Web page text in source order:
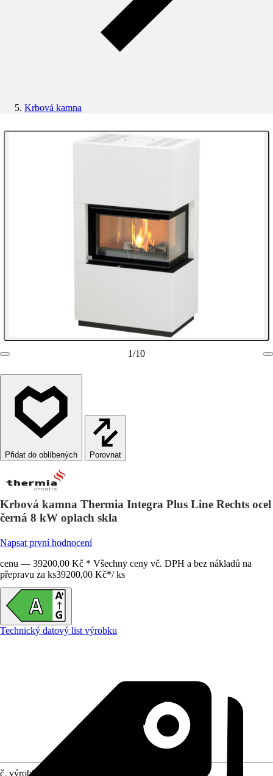
Krbová kamna
1/10
Porovnat
Krbová kamna Thermia Integra Plus Line Rechts ocel
černá 8 kW oplach skla
Napsat první hodnocení
cenu — 39200,00 Kč * Všechny ceny vč. DPH a bez nákladů na
přepravu za ks39200,00 Kč*/ ks
Technický datový list výrobku
č. výrobku